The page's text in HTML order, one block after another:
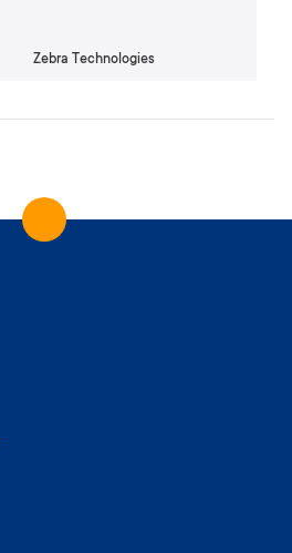
Zebra Technologies